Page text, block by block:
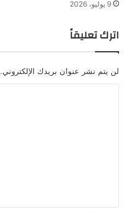
9 يوليو، 2026
اترك تعليقاً
لن يتم نشر عنوان بريدك الإلكتروني.